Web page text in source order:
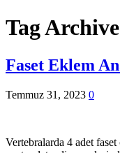
Tag
Faset Eklem
Temmuz 31, 2023 0
Vertebralarda 4 adet